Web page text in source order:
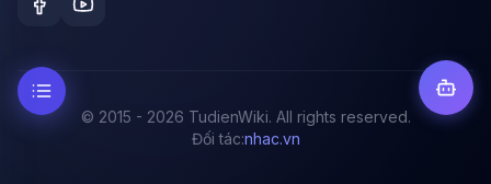
© 2015 - 2026 TudienWiki. All rights reserved.
Đối tác:nhac.vn